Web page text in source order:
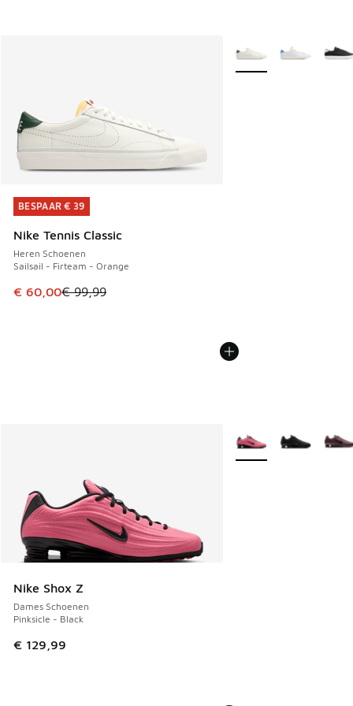
BESPAAR € 39
Nike Tennis Classic
Heren Schoenen
Sailsail - Firteam - Orange
Dit artikel is in de uitverkoop. Dit artikel is in de
€ 60,00€ 99,99
BESPAAR € 39
Meer kleuren
Nike Shox Z
Dames Schoenen
Pinksicle - Black
€ 129,99
Meer kleuren